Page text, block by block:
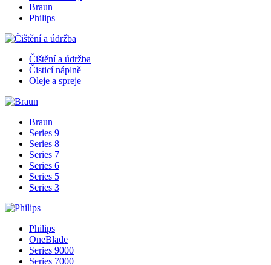
Braun
Philips
Čištění a údržba
Čisticí náplně
Oleje a spreje
Braun
Series 9
Series 8
Series 7
Series 6
Series 5
Series 3
Philips
OneBlade
Series 9000
Series 7000